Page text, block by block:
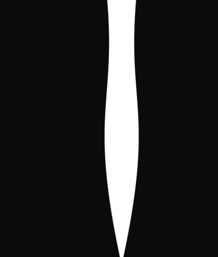
renovação da quota de associado de
2026. Podem consultar toda a
informação relativa ao
no seguinte link:
https://vtes.es/es/content/5/promos-y-
pack-de-bienvenida
Por outro lado, terminou o prazo de
apresentação de candidaturas para a
prazer de informar que foram recebidas as
seguintes candidaturas:
José Vicente Coll (Sevi)
David Fraile
Albert Hidalgo (Aku)